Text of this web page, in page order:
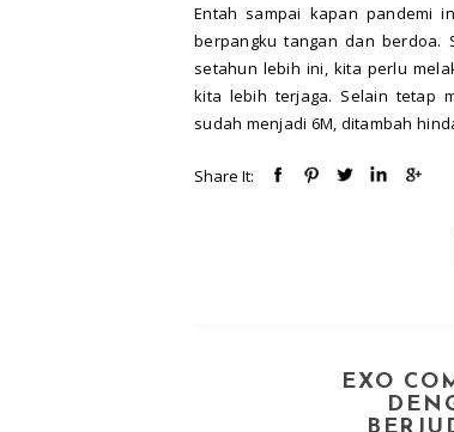
Entah sampai kapan pandemi
berpangku tangan dan berdoa.
setahun lebih ini, kita perlu
kita lebih terjaga. Selain tetap
sudah menjadi 6M, ditambah
Share It:
EXO